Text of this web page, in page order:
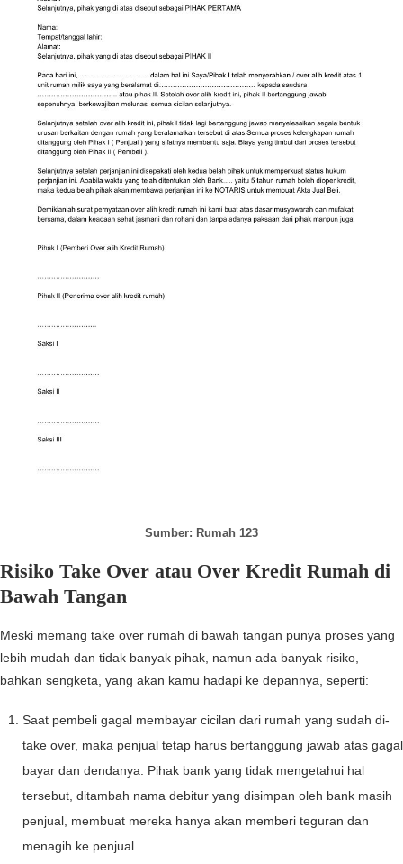
Sumber: Rumah 123
Risiko Take Over atau Over Kredit Rumah di
Bawah Tangan
Meski memang take over rumah di bawah tangan punya proses yang
lebih mudah dan tidak banyak pihak, namun ada banyak risiko,
bahkan sengketa, yang akan kamu hadapi ke depannya, seperti:
Saat pembeli gagal membayar cicilan dari rumah yang sudah di-
take over, maka penjual tetap harus bertanggung jawab atas gagal
bayar dan dendanya. Pihak bank yang tidak mengetahui hal
tersebut, ditambah nama debitur yang disimpan oleh bank masih
penjual, membuat mereka hanya akan memberi teguran dan
menagih ke penjual.